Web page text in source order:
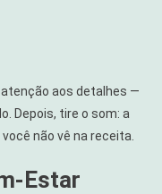
aos detalhes —
Depois, tire o som: a
não vê na receita.
Estar